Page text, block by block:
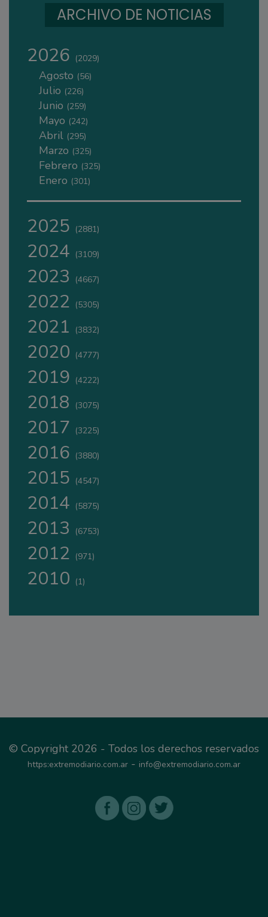
ARCHIVO DE NOTICIAS
2026 (2029)
Agosto (56)
Julio (226)
Junio (259)
Mayo (242)
Abril (295)
Marzo (325)
Febrero (325)
Enero (301)
2025 (2881)
2024 (3109)
2023 (4667)
2022 (5305)
2021 (3832)
2020 (4777)
2019 (4222)
2018 (3075)
2017 (3225)
2016 (3880)
2015 (4547)
2014 (5875)
2013 (6753)
2012 (971)
2010 (1)
© Copyright 2026 - Todos los derechos reservados
https:extremodiario.com.ar - info@extremodiario.com.ar